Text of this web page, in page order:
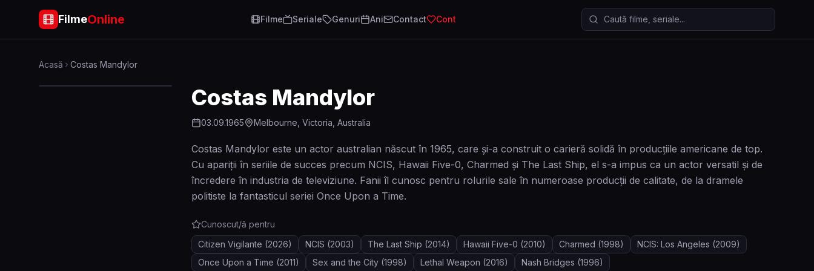
FilmeOnline Filme Seriale Genuri Ani Contact Cont Caută filme și seriale
Acasă Costas Mandylor
Costas Mandylor
03.09.1965 Melbourne, Victoria, Australia
Costas Mandylor este un actor australian născut în 1965, care și-a construit o carieră solidă în producțiile americane de top.
Cu apariții în seriile de succes precum NCIS, Hawaii Five-0, Charmed și The Last Ship, el s-a impus ca un actor versatil și de
încredere în industria de televiziune. Fanii îl cunosc pentru rolurile sale în numeroase producții de calitate, de la dramele
politiste la fantasticul seriei Once Upon a Time.
Cunoscut/ă pentru
Citizen Vigilante (2026) NCIS (2003) The Last Ship (2014) Hawaii Five-0 (2010) Charmed (1998) NCIS: Los Angeles (2009)
Once Upon a Time (2011) Sex and the City (1998) Lethal Weapon (2016) Nash Bridges (1996)